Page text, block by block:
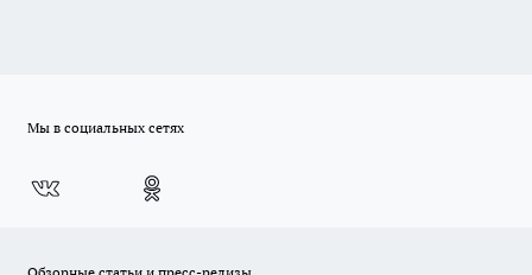
Мы в социальных сетях